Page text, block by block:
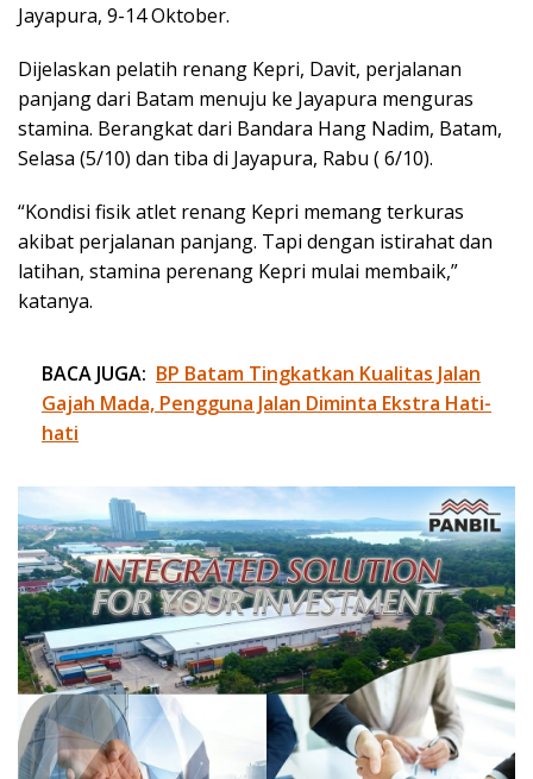
Jayapura, 9-14 Oktober.
Dijelaskan pelatih renang Kepri, Davit, perjalanan
panjang dari Batam menuju ke Jayapura menguras
stamina. Berangkat dari Bandara Hang Nadim, Batam,
Selasa (5/10) dan tiba di Jayapura, Rabu ( 6/10).
“Kondisi fisik atlet renang Kepri memang terkuras
akibat perjalanan panjang. Tapi dengan istirahat dan
latihan, stamina perenang Kepri mulai membaik,”
katanya.
BACA JUGA: BP Batam Tingkatkan Kualitas Jalan
Gajah Mada, Pengguna Jalan Diminta Ekstra Hati-
hati